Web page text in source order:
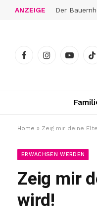
ANZEIGE
FacebookInstagramYouTube
Home » Zeig mir deine
ERWACHSEN WERDEN
Zeig mir
wird!